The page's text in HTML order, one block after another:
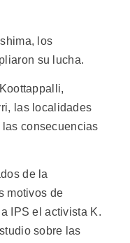
los
su lucha.
las localidades
consecuencias
de la
motivos de
IPS el activista K.
sobre las